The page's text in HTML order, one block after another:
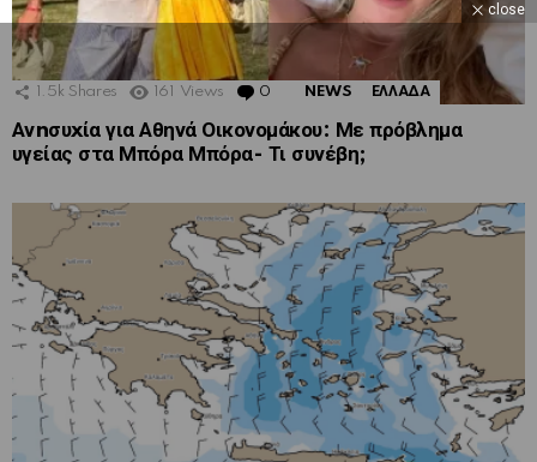
1.5k Shares 161 Views 0 Comments
NEWS ΕΛΛΑΔΑ
Ανnσυxία για Αθηνά Οικονομάκου: Με πρόβλημα
υγείας στα Μπόρα Μπόρα- Τι συνέβη;
close